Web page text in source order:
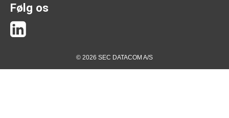
Følg os
© 2026 SEC DATACOM A/S